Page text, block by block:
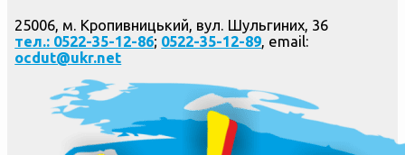
25006, м. Кропивницький, вул. Шульгиних, 36
тел.: 0522-35-12-86; 0522-35-12-89, email:
ocdut@ukr.net